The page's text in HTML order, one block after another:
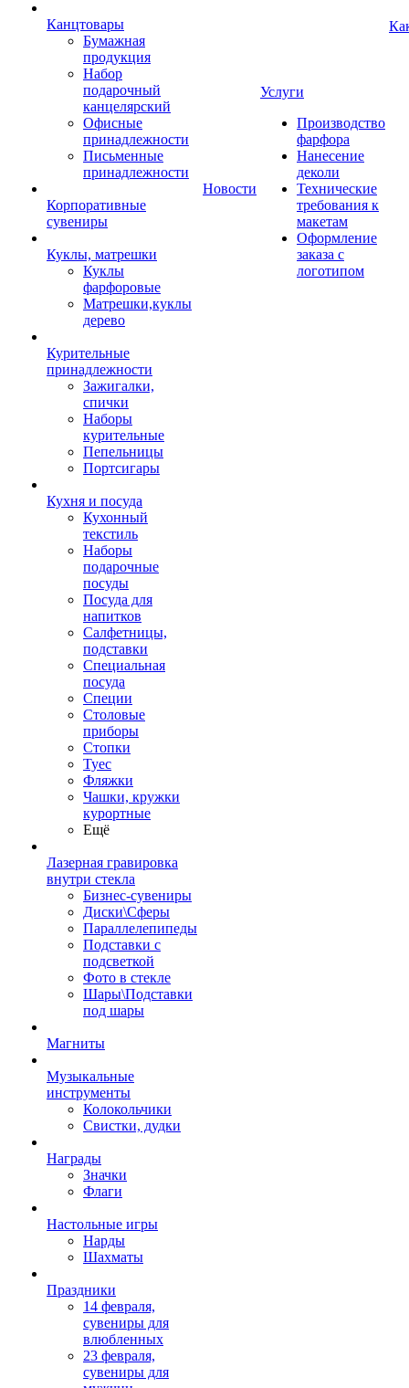
Канцтовары
Бумажная
продукция
Набор
подарочный
канцелярский
Офисные
принадлежности
Письменные
принадлежности
Корпоративные
сувениры
Куклы, матрешки
Куклы
фарфоровые
Матрешки,куклы
дерево
Курительные
принадлежности
Зажигалки,
спички
Наборы
курительные
Пепельницы
Портсигары
Кухня и посуда
Кухонный
текстиль
Наборы
подарочные
посуды
Посуда для
напитков
Салфетницы,
подставки
Специальная
посуда
Специи
Столовые
приборы
Стопки
Туес
Фляжки
Чашки, кружки
курортные
Ещё
Лазерная гравировка
внутри стекла
Бизнес-сувениры
Диски\Сферы
Параллелепипеды
Подставки с
подсветкой
Фото в стекле
Шары\Подставки
под шары
Магниты
Музыкальные
инструменты
Колокольчики
Свистки, дудки
Награды
Значки
Флаги
Настольные игры
Нарды
Шахматы
Праздники
14 февраля,
сувениры для
влюбленных
23 февраля,
сувениры для
Новости
Услуги
Производство
фарфора
Нанесение
деколи
Технические
требования к
макетам
Оформление
заказа с
логотипом